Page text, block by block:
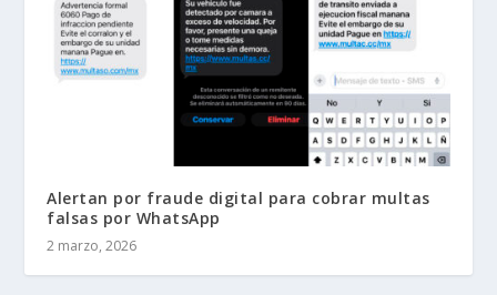
Alertan por fraude digital para cobrar multas
falsas por WhatsApp
2 marzo, 2026